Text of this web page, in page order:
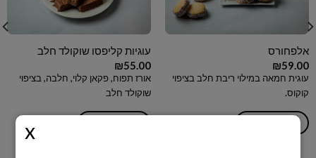
אלפחורס
₪59.00
עוגית חמאה במילוי ריבת חלב בציפוי
קוקוס.
עוגיות קליפסו שוקולד חלב
₪55.00
אורז תפוח, פקאן קלוי, חלבה, בציפוי
שוקולד חלב